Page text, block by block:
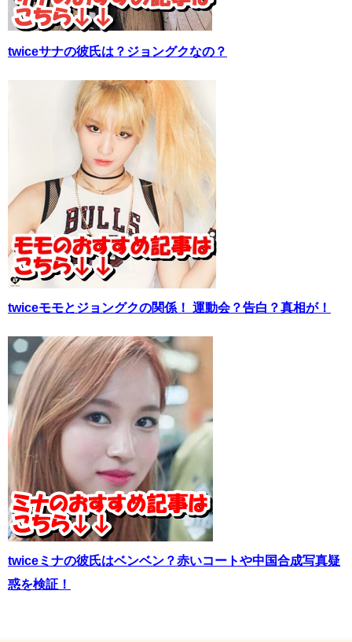
twiceサナの彼氏は？ジョングクなの？
twiceモモとジョングクの関係！ 運動会？告白？真相が！
twiceミナの彼氏はベンベン？赤いコートや中国合成写真疑
惑を検証！